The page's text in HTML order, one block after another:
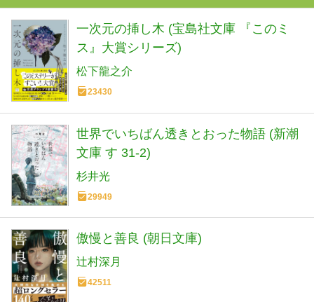
一次元の挿し木 (宝島社文庫 『このミ
ス』大賞シリーズ)
松下龍之介
23430
世界でいちばん透きとおった物語 (新潮
文庫 す 31-2)
杉井光
29949
傲慢と善良 (朝日文庫)
辻村深月
42511